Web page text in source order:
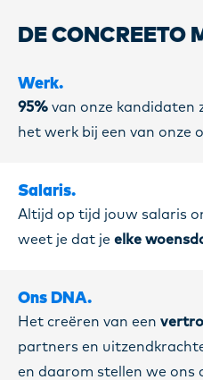
DE CONCREETO
Werk.
95% van onze kandidaten
het werk bij een van onze
Salaris.
Altijd op tijd jouw salaris
weet je dat je elke
Ons DNA.
Het creëren van een
partners en
en daarom stellen we ons